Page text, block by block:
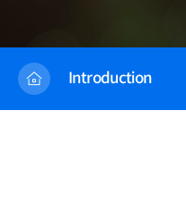
Introduction